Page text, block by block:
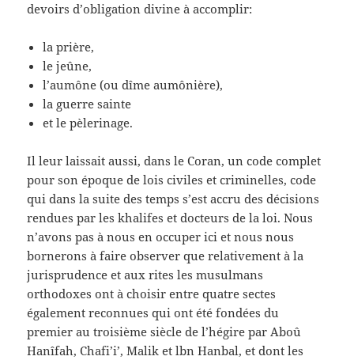
devoirs d’obligation divine à accomplir:
la prière,
le jeûne,
l’aumône (ou dîme aumônière),
la guerre sainte
et le pèlerinage.
Il leur laissait aussi, dans le Coran, un code complet
pour son époque de lois civiles et criminelles, code
qui dans la suite des temps s’est accru des décisions
rendues par les khalifes et docteurs de la loi. Nous
n’avons pas à nous en occuper ici et nous nous
bornerons à faire observer que relativement à la
jurisprudence et aux rites les musulmans
orthodoxes ont à choisir entre quatre sectes
également reconnues qui ont été fondées du
premier au troisième siècle de l’hégire par Aboû
Hanîfah, Chafi’i’, Malik et lbn Hanbal, et dont les